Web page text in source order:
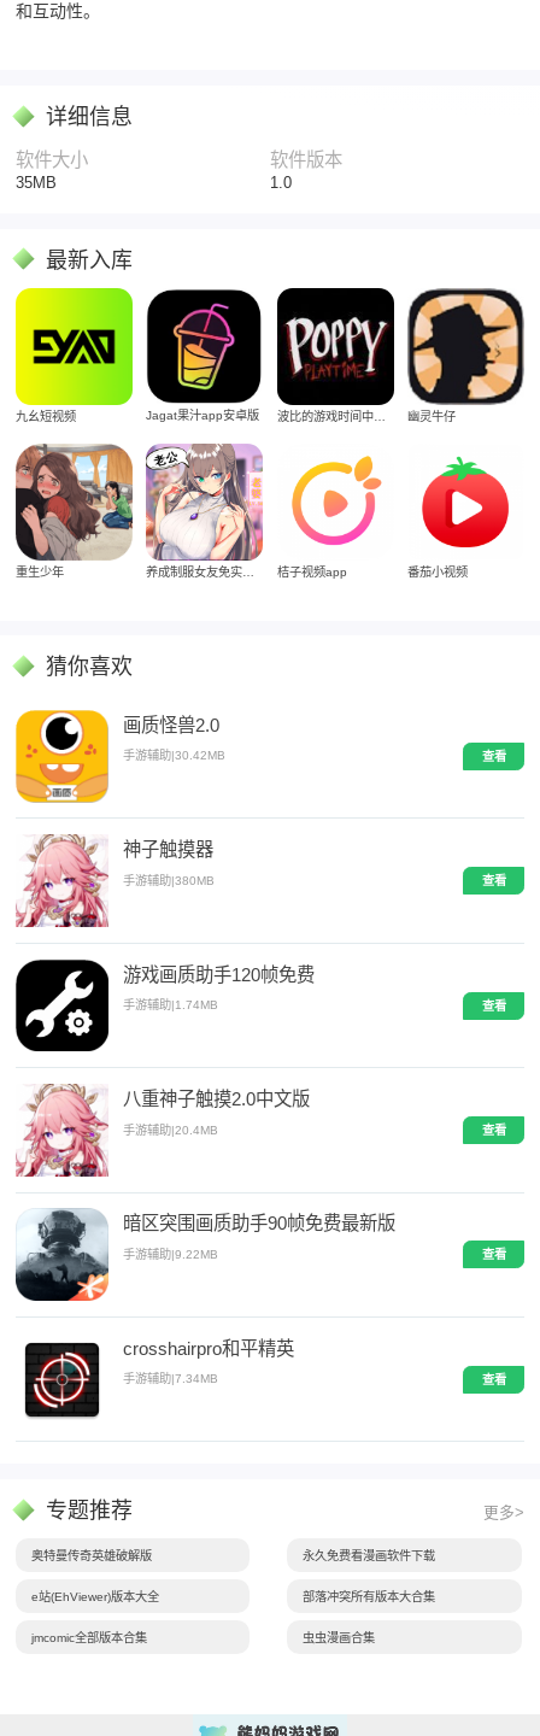
和互动性。
详细信息
软件大小
35MB
软件版本
1.0
最新入库
九幺短视频 Jagat果汁app安卓版 波比的游戏时间中文版 幽灵牛仔
重生少年 桔子视频app 番茄小视频
猜你喜欢
画质怪兽2.0
手游辅助 |30.42MB 查看
神子触摸器
手游辅助|380MB 查看
游戏画质助手120帧免费
手游辅助|1.74MB 查看
八重神子触摸2.0中文版
手游辅助|20.4MB 查看
暗区突围画质助手90帧免费最新版
手游辅助|9.22MB 查看
crosshairpro和平精英
手游辅助 |7.34MB 查看
专题推荐 更多>
奥特曼传奇英雄破解版 永久免费看漫画软件下载
e站(EhViewer)版本大全 部落冲突所有版本大合集
jmcomic全部版本合集 虫虫漫画合集